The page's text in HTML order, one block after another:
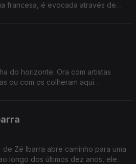
francesa, é evocada através de
do horizonte. Ora com artistas
ou com os colheram aqui
Zé Ibarra abre caminho para uma
longo dos últimos dez anos, ele